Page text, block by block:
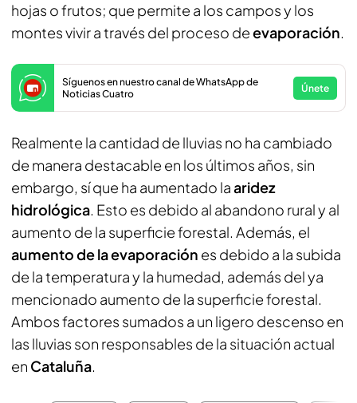
hojas o frutos; que permite a los campos y los
montes vivir a través del proceso deevaporación.
Síguenos en nuestro canal de WhatsApp de
Noticias Cuatro
Únete
Realmente la cantidad de lluvias no ha cambiado
de manera destacable en los últimos años, sin
embargo, sí que ha aumentado laaridez
hidrológica. Esto es debido al abandono rural y al
aumento de la superficie forestal. Además, el
aumento de la evaporación es debido a la subida
de la temperatura y la humedad, además del ya
mencionado aumento de la superficie forestal.
Ambos factores sumados a un ligero descenso en
las lluvias son responsables de la situación actual
en Cataluña.